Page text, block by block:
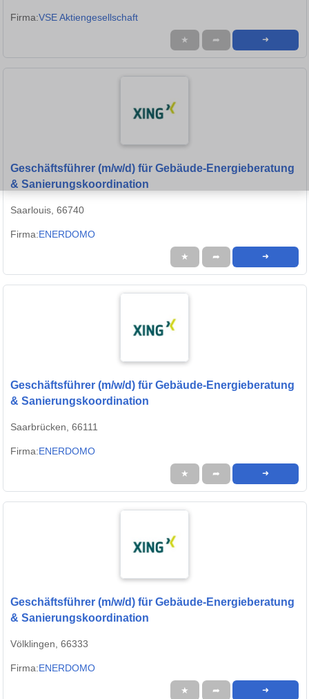
Firma:VSE Aktiengesellschaft
★ ➦ ➜
Geschäftsführer (m/w/d) für Gebäude-Energieberatung
& Sanierungskoordination
Saarlouis, 66740
Firma:ENERDOMO
★ ➦ ➜
Geschäftsführer (m/w/d) für Gebäude-Energieberatung
& Sanierungskoordination
Saarbrücken, 66111
Firma:ENERDOMO
★ ➦ ➜
Geschäftsführer (m/w/d) für Gebäude-Energieberatung
& Sanierungskoordination
Völklingen, 66333
Firma:ENERDOMO
★ ➦ ➜